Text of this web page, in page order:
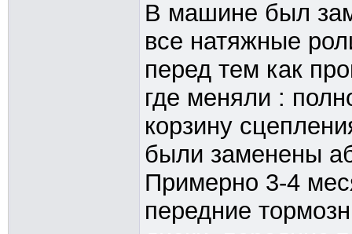
В машине был
все натяжные
перед тем как
где меняли :
корзину
были заменены
Примерно 3-4
передние